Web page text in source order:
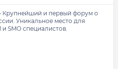
Крупнейший и первый форум о
Уникальное место для
SMO специалистов.